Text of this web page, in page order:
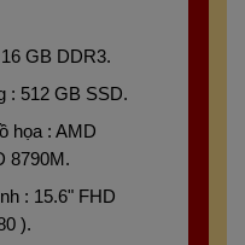
GB DDR3.
: 512 GB SSD.
họa : AMD
8790M.
: 15.6" FHD
).